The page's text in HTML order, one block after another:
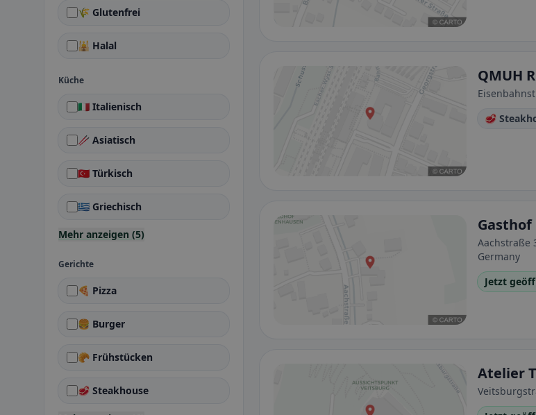
🌾 Glutenfrei
🕌 Halal
Küche
🇮🇹 Italienisch
🥢 Asiatisch
🇹🇷 Türkisch
🇬🇷 Griechisch
Mehr anzeigen (5)
Gerichte
🍕 Pizza
🍔 Burger
🥐 Frühstücken
🥩 Steakhouse
QMUH
🥩
Gasthof
Aachstraße
Germany
Jetzt
Atelier